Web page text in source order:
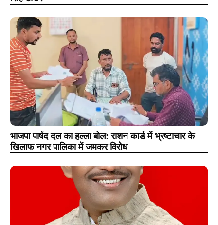
भाजपा पार्षद दल का हल्ला बोल: राशन कार्ड में भ्रष्टाचार के
खिलाफ नगर पालिका में जमकर विरोध